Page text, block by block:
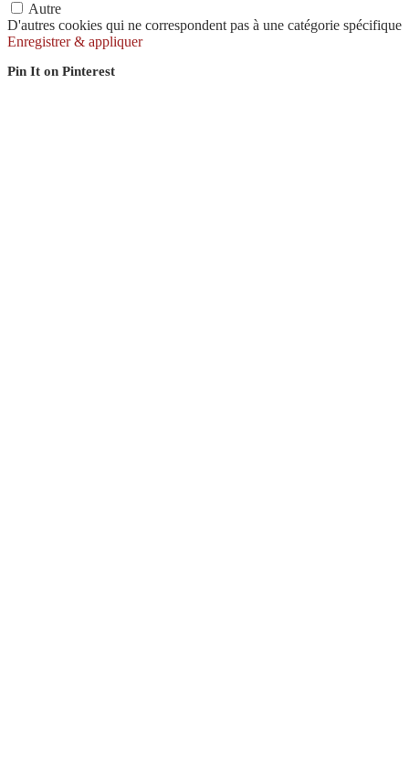
Autre
D'autres cookies qui ne correspondent pas à une catégorie spécifique
Enregistrer & appliquer
Pin It on Pinterest